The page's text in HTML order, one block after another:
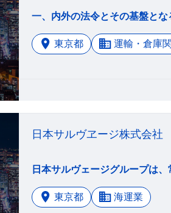
東京都
運輸・倉庫
日本サルヴヱージ株式会社
東京都
海運業